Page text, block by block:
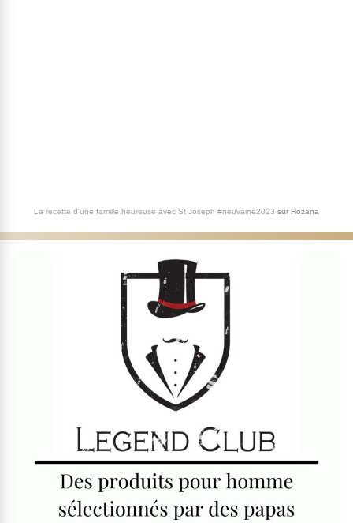
La recette d'une famille heureuse avec St Joseph #neuvaine2023 sur Hozana